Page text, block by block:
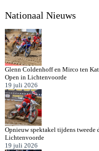
Nationaal Nieuws
Glenn Coldenhoff en Mirco ten
Open in Lichtenvoorde
19 juli 2026
Opnieuw spektakel tijdens tweede
Lichtenvoorde
19 juli 2026